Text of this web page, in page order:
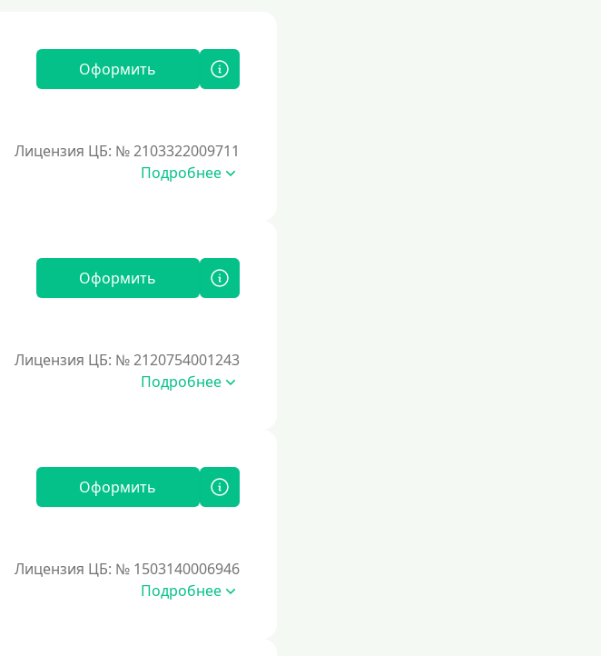
Оформить
Лицензия ЦБ: № 2103322009711
Подробнее
Оформить
Лицензия ЦБ: № 2120754001243
Подробнее
Оформить
Лицензия ЦБ: № 1503140006946
Подробнее